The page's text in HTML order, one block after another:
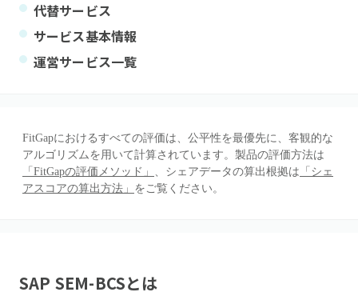
代替サービス
サービス基本情報
運営サービス一覧
FitGapにおけるすべての評価は、公平性を最優先に、客観的な
アルゴリズムを用いて計算されています。製品の評価方法は
「FitGapの評価メソッド」 、シェアデータの算出根拠は 「シェ
アスコアの算出方法」 をご覧ください。
SAP SEM-BCSとは